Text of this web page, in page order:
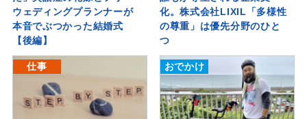
ウェディングプランナーが
本音でぶつかった結婚式
【後編】
化。株式会社LIXIL「多様性
の尊重」は優先分野のひと
つ
仕事 おでかけ